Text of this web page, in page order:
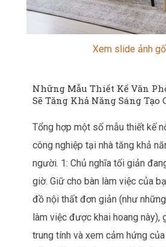
Xem slide ảnh
Những Mẫu Thiết Kế Văn
Sẽ Tăng Khả Năng Sáng Tạo
Tổng hợp một số mẫu thiết kế
công nghiệp tại nhà tăng khả
người. 1: Chủ nghĩa tối giản
giờ. Giữ cho bàn làm việc của
đồ nội thất đơn giản (như
làm việc được khai hoang này),
trung tính và xem cảm hứng